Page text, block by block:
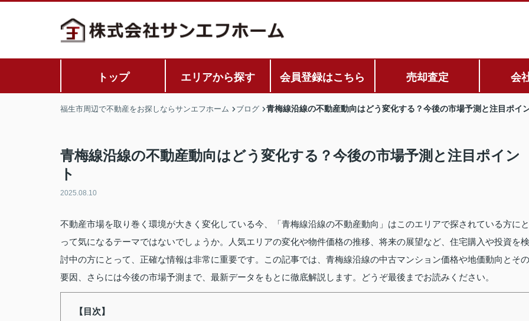
トップ エリアから探す 会員登録はこちら 売却査定 会
福生市周辺で不動産をお探しならサンエフホーム ブログ 青梅線沿線の不動産動向はどう変化する？今後の市場予測と注目ポイ
青梅線沿線の不動産動向はどう変化する？今後の市場予測と注目ポイン
ト
2025.08.10
不動産市場を取り巻く環境が大きく変化している今、「青梅線沿線の不動産動向」はこのエリアで探されている方にと
って気になるテーマではないでしょうか。人気エリアの変化や物件価格の推移、将来の展望など、住宅購入や投資を検
討中の方にとって、正確な情報は非常に重要です。この記事では、青梅線沿線の中古マンション価格や地価動向とその
要因、さらには今後の市場予測まで、最新データをもとに徹底解説します。どうぞ最後までお読みください。
【目次】